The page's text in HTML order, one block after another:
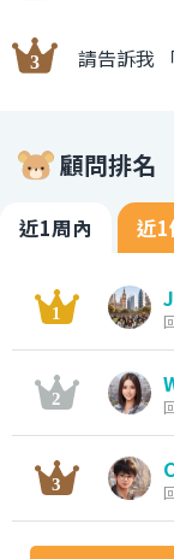
請告訴我
顧問排名
近1周內 近1